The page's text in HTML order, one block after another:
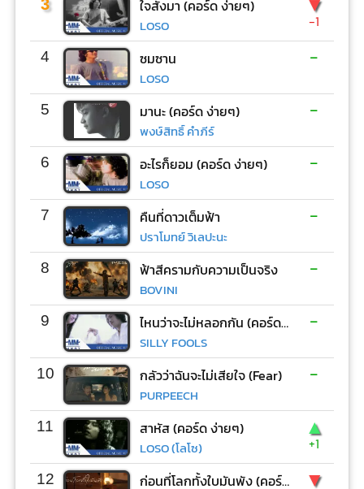
3 ใจสั่งมา (คอร์ด ง่ายๆ)
LOSO -1
4 ซมซาน
LOSO
-
5 มานะ (คอร์ด ง่ายๆ)
พงษ์สิทธิ์ คำภีร์
-
6 อะไรก็ยอม (คอร์ด ง่ายๆ)
LOSO
-
7 คืนที่ดาวเต็มฟ้า
ปราโมทย์ วิเลปะนะ
-
8 ฟ้าสีครามกับความเป็นจริง
BOVINI
-
9 ไหนว่าจะไม่หลอกกัน (คอร์ด ง่ายๆ)
SILLY FOOLS
-
10 กลัวว่าฉันจะไม่เสียใจ (Fear)
PURPEECH
-
11 สาหัส (คอร์ด ง่ายๆ)
LOSO (โลโซ)
▲
+1
12 ก่อนที่โลกทั้งใบมันพัง (คอร์ด ง่ายๆ) ▼